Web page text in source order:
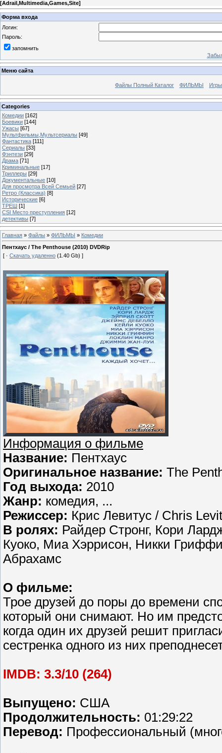
[Adrail,Multimedia,Games,Site]
Форма входа
Логин:
Пароль:
запомнить
Меню сайта
Файлы Полный Каталог ФИЛЬМЫ
Categories
Комедии [162]
Боевики [144]
Ужасы [67]
Мультфильмы,Мультсериалы [49]
Фантастика [111]
Сериалы [33]
Фэнтези [29]
Драма [71]
Криминальные [17]
Триллеры [29]
Документальные [10]
Для просмотра Всей Семьей [27]
Ретро (Классика) [8]
Исторические [6]
ТРЕШ [1]
CSI Место преступления [12]
детективы [7]
Главная » Файлы » ФИЛЬМЫ » Комедии
Пентхаус / The Penthouse (2010) DVDRip
[ · Скачать удаленно (1.40 Gb) ]
Информация о фильме
Название: Пентхаус
Оригинальное название: The
Год выхода: 2010
Жанр: комедия, ...
Режиссер: Крис Левитус / Chris
В ролях: Райдер Стронг, Кори
Куоко, Миа Хэррисон, Никки
Абрахамс
О фильме:
Трое друзей до поры до времени
который они снимают. Но им
когда один их друзей решит
сестренка одного из них
IMDB: 3.3/10 (264)
Выпущено: США
Продолжительность: 01:29:22
Перевод: Профессиональный